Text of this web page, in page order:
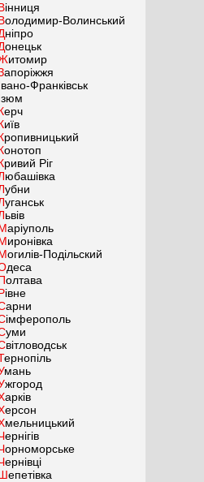
Вінниця
Володимир-Волинський
Дніпро
Донецьк
Житомир
Запоріжжя
Івано-Франківськ
Ізюм
Керч
Київ
Кропивницький
Конотоп
Кривий Ріг
Любашівка
Лубни
Луганськ
Львів
Маріуполь
Миронівка
Могилів-Подільский
Одеса
Полтава
Рівне
Сарни
Сімферополь
Суми
Світловодськ
Тернопіль
Умань
Ужгород
Харків
Херсон
Хмельницький
Чернігів
Чорноморське
Чернівці
Шепетівка